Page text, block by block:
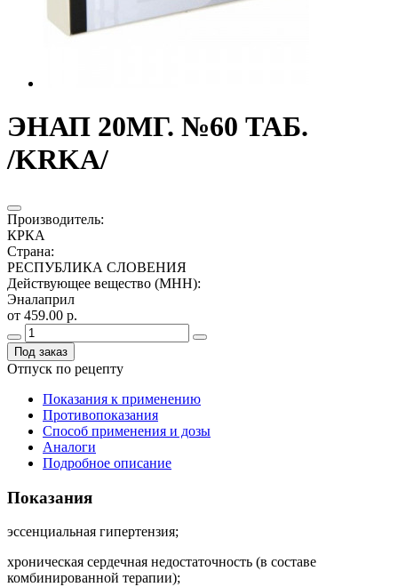
ЭНАП 20МГ. №60 ТАБ.
/KRKA/
Производитель:
КРКА
Страна:
РЕСПУБЛИКА СЛОВЕНИЯ
Действующее вещество (МНН):
Эналаприл
от 459.00 р.
Под заказ
Отпуск по рецепту
Показания к применению
Противопоказания
Способ применения и дозы
Аналоги
Подробное описание
Показания
эссенциальная гипертензия;
хроническая сердечная недостаточность (в составе
комбинированной терапии);